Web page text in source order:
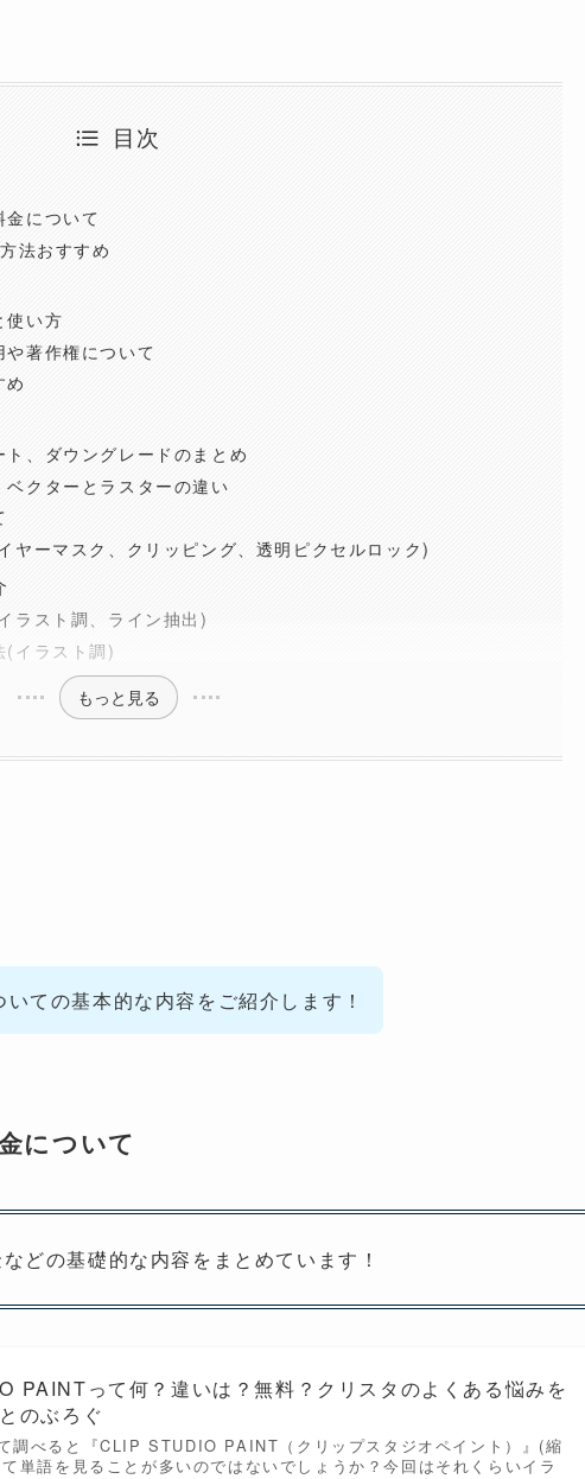
目次
について
法おすすめ
使い方
著作権について
め
、ダウングレードのまとめ
クターとラスターの違い
ヤーマスク、クリッピング、透明ピクセルロック)
ラスト調、ライン抽出)
(イラスト調)
もっと見る
ての基本的な内容をご紹介します！
について
どの基礎的な内容をまとめています！
PAINTって何？違いは？無料？クリスタのよくある悩みを
のぶろぐ
調べると『CLIP STUDIO PAINT（クリップスタジオペイント）』(縮
単語を見ることが多いのではないでしょうか？今回はそれくらいイラ